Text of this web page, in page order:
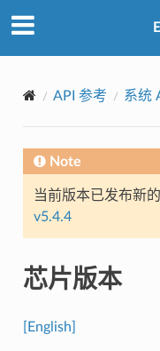
API 参考 系统
Note
当前版本已发布新
v5.4.4
芯片版本
[English]